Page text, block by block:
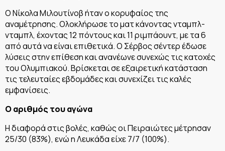
Ο Νίκολα Μιλουτίνοβ ήταν ο κορυφαίος της
αναμέτρησης. Ολοκλήρωσε το ματ κάνοντας νταμπλ-
νταμπλ, έχοντας 12 πόντους και 11 ριμπάουντ, με τα 6
από αυτά να είναι επιθετικά. Ο Σέρβος σέντερ έδωσε
λύσεις στην επίθεση και ανανέωνε συνεχώς τις κατοχές
του Ολυμπιακού. Βρίσκεται σε εξαιρετική κατάσταση
τις τελευταίες εβδομάδες και συνεχίζει τις καλές
εμφανίσεις.
Ο αριθμός του αγώνα
Η διαφορά στις βολές, καθώς οι Πειραιώτες μέτρησαν
25/30 (83%), ενώ η Λευκάδα είχε 7/7 (100%).